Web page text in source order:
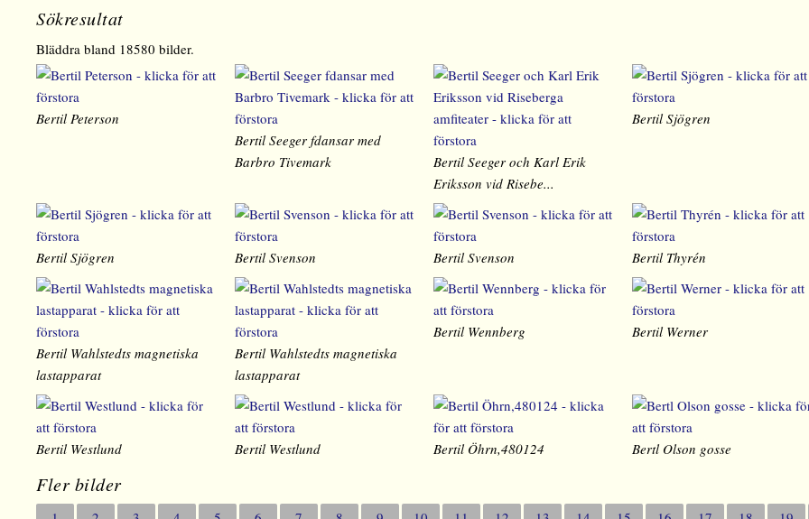
Sökresultat
Bläddra bland 18580 bilder.
Bertil Peterson
Bertil Seeger fdansar med
Barbro Tivemark
Bertil Seeger och Karl Erik
Eriksson vid Risebe...
Bertil Sjögren
Bertil Sjögren Bertil Svenson Bertil Svenson Bertil Thyrén
Bertil Wahlstedts magnetiska
lastapparat
Bertil Wahlstedts magnetiska
lastapparat
Bertil Wennberg Bertil Werner
Bertil Westlund Bertil Westlund Bertil Öhrn,480124 Bertl Olson gosse
Fler bilder